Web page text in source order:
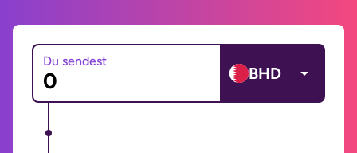
Du sendest
BHD